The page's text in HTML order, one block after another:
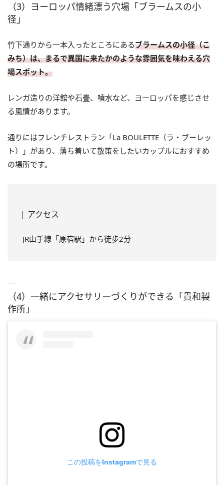
（3）ヨーロッパ情緒漂う穴場「ブラームスの小
径」
竹下通りから一本入ったところにあるブラームスの小径（こ
みち）は、まるで異国に来たかのような雰囲気を味わえる穴
場スポット。
レンガ造りの洋館や石畳、噴水など、ヨーロッパを感じさせ
る風情があります。
通りにはフレンチレストラン「La BOULETTE（ラ・ブーレッ
ト）」があり、落ち着いて散策をしたいカップルにおすすめ
の場所です。
アクセス
JR山手線「原宿駅」から徒歩2分
（4）一緒にアクセサリーづくりができる「貴和製
作所」
この投稿をInstagramで見る